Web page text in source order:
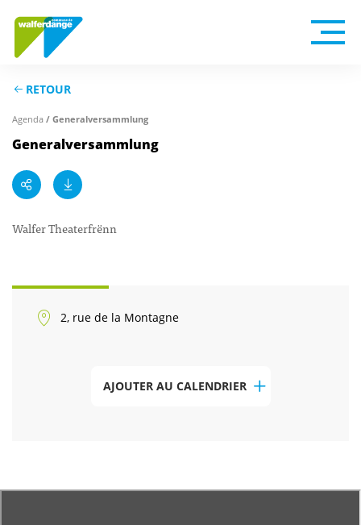
RETOUR
Agenda / Generalversammlung
Generalversammlung
Walfer Theaterfrënn
2, rue de la Montagne
AJOUTER AU CALENDRIER